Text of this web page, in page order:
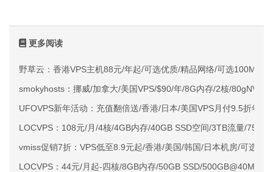
更多阅读
野草云：香港VPS主机88元/年起/可选优质/精品网络/可选100M不
smokyhosts：挪威/加拿大/美国VPS/$90/年/8G内存/2核/
UFOVPS新年活动：充值翻倍送/香港/日本/美国VPS月付9.5折年
LOCVPS：108元/月/4核/4GB内存/40GB SSD空间/3TB流量/
vmiss促销7折：VPS低至8.9元起/香港/美国/韩国/日本机房/可选
LOCVPS：44元/月起-四核/8GB内存/50GB SSD/